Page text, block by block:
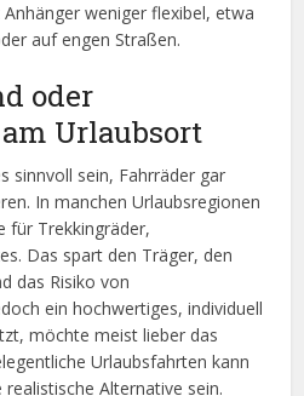
weniger flexibel, etwa
auf engen Straßen.
oder
Urlaubsort
sinnvoll sein, Fahrräder gar
In manchen Urlaubsregionen
für Trekkingräder,
Das spart den Träger, den
das Risiko von
ein hochwertiges, individuell
möchte meist lieber das
Urlaubsfahrten kann
Alternative sein.